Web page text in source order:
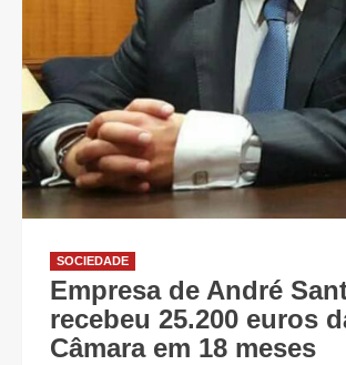
SOCIEDADE
Empresa de André
recebeu 25.200 euros
Câmara em 18 meses